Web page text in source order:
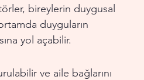
bireylerin duygusal
duyguların
yol açabilir.
ve aile bağlarını